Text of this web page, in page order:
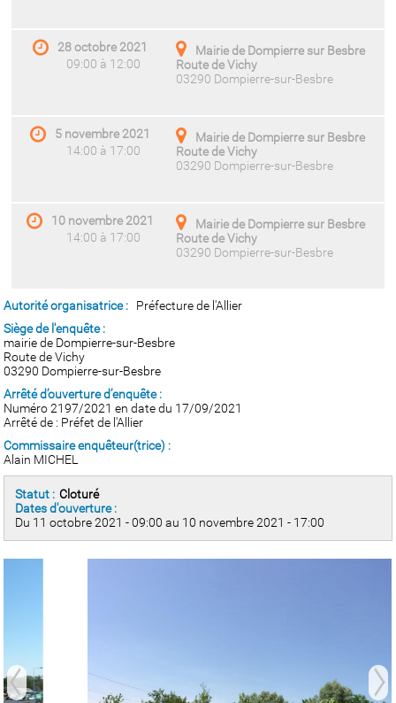
28 octobre 2021
09:00 à 12:00
Mairie de Dompierre sur Besbre
Route de Vichy
03290 Dompierre-sur-Besbre
5 novembre 2021
14:00 à 17:00
Mairie de Dompierre sur Besbre
Route de Vichy
03290 Dompierre-sur-Besbre
10 novembre 2021
14:00 à 17:00
Mairie de Dompierre sur Besbre
Route de Vichy
03290 Dompierre-sur-Besbre
Autorité organisatrice :
Préfecture de l'Allier
Siège de l'enquête :
mairie de Dompierre-sur-Besbre
Route de Vichy
03290 Dompierre-sur-Besbre
Arrêté d’ouverture d’enquête :
Numéro 2197/2021 en date du 17/09/2021
Arrêté de : Préfet de l'Allier
Commissaire enquêteur(trice) :
Alain MICHEL
Statut : Cloturé
Dates d'ouverture :
Du 11 octobre 2021 - 09:00 au 10 novembre 2021 - 17:00
prev next